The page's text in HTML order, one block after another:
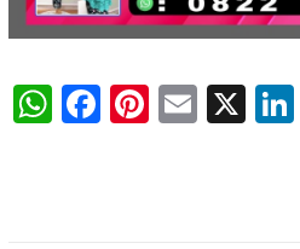
WhatsApp
Facebook
Email
X